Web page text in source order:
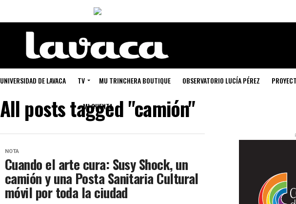
UNIVERSIDAD DE LAVACA TV MU TRINCHERA BOUTIQUE OBSERVATORIO LUCÍA PÉREZ
MI CUENTA
All posts tagged "camión"
NOTA
Cuando el arte cura: Susy Shock, un
camión y una Posta Sanitaria Cultural
móvil por toda la ciudad